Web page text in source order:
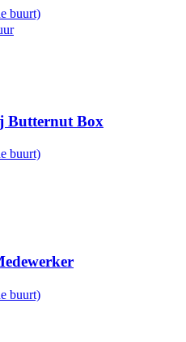
buurt)
Butternut Box
buurt)
buurt)